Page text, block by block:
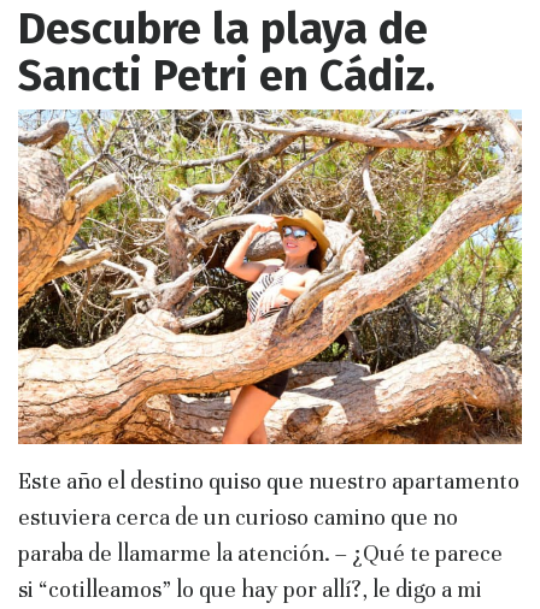
Descubre la playa de
Sancti Petri en Cádiz.
Este año el destino quiso que nuestro apartamento
estuviera cerca de un curioso camino que no
paraba de llamarme la atención. – ¿Qué te parece
si “cotilleamos” lo que hay por allí?, le digo a mi